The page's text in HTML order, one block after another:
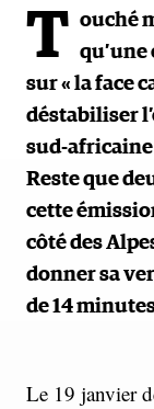
T ouché
sur « la face
déstabiliser
sud-africaine
Reste que
cette
côté des
donner sa
de 14
Le 19 janvier